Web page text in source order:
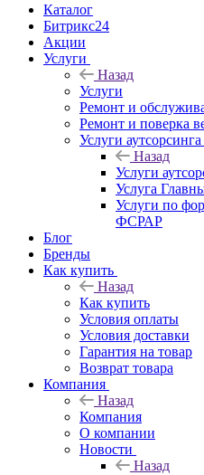
Каталог
Битрикс24
Акции
Услуги
Назад
Услуги
Ремонт и
Ремонт и поверка
Услуги аутсорсинга
Назад
Услуги
Услуга
Услуги по
ФСРАР
Блог
Бренды
Как купить
Назад
Как купить
Условия оплаты
Условия доставки
Гарантия на товар
Возврат товара
Компания
Назад
Компания
О компании
Новости
Назад